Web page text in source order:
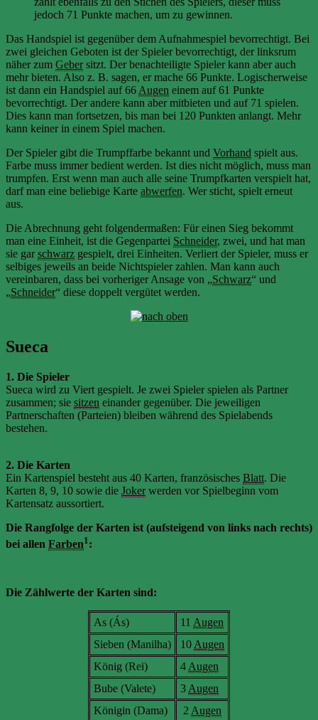
jedoch 71 Punkte machen, um zu gewinnen.
Das Handspiel ist gegenüber dem Aufnahmespiel bevorrechtigt. Bei
zwei gleichen Geboten ist der Spieler bevorrechtigt, der linksrum
näher zum Gebersitzt. Der benachteiligte Spieler kann aber auch
mehr bieten. Also z. B. sagen, er mache 66 Punkte. Logischerweise
ist dann ein Handspiel auf 66Augen einem auf 61 Punkte
bevorrechtigt. Der andere kann aber mitbieten und auf 71 spielen.
Dies kann man fortsetzen, bis man bei 120 Punkten anlangt. Mehr
kann keiner in einem Spiel machen.
Der Spieler gibt die Trumpffarbe bekannt und Vorhand spielt aus.
Farbe muss immer bedient werden. Ist dies nicht möglich, muss man
trumpfen. Erst wenn man auch alle seine Trumpfkarten verspielt hat,
darf man eine beliebige Karte abwerfen. Wer sticht, spielt erneut
aus.
Die Abrechnung geht folgendermaßen: Für einen Sieg bekommt
man eine Einheit, ist die Gegenpartei Schneider, zwei, und hat man
sie garschwarz gespielt, drei Einheiten. Verliert der Spieler, muss er
selbiges jeweils an beide Nichtspieler zahlen. Man kann auch
vereinbaren, dass bei vorheriger Ansage von „Schwarz“ und
„Schneider“ diese doppelt vergütet werden.
Sueca
1. Die Spieler
Sueca wird zu Viert gespielt. Je zwei Spieler spielen als Partner
zusammen; sie sitzen einander gegenüber. Die jeweiligen
Partnerschaften (Parteien) bleiben während des Spielabends
bestehen.
2. Die Karten
Ein Kartenspiel besteht aus 40 Karten, französisches Blatt. Die
Karten 8, 9, 10 sowie die Jokerwerden vor Spielbeginn vom
Kartensatz aussortiert.
Die Rangfolge der Karten ist (aufsteigend von links nach rechts)
bei allen Farben1 :
Die Zählwerte der Karten sind:
As (Ás) 11 Augen
Sieben (Manilha)
10 Augen
König (Rei)
4 Augen
Bube (Valete)
3 Augen
Königin (Dama)
2 Augen